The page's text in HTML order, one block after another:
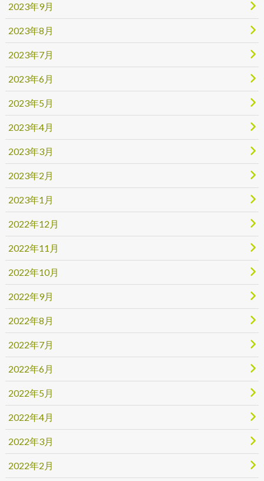
2023年9月
2023年8月
2023年7月
2023年6月
2023年5月
2023年4月
2023年3月
2023年2月
2023年1月
2022年12月
2022年11月
2022年10月
2022年9月
2022年8月
2022年7月
2022年6月
2022年5月
2022年4月
2022年3月
2022年2月